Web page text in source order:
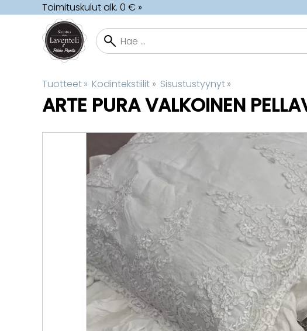
Toimituskulut alk. 0 € »
Tuotteet‪» Kodintekstiilit ‪» Sisustustyynyt‪»
ARTE PURAVALKOINEN